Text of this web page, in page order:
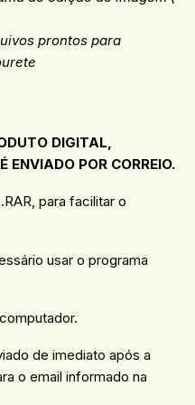
prontos para
DIGITAL,
ENVIADO POR CORREIO.
para facilitar o
usar o programa
de imediato após a
o email informado na